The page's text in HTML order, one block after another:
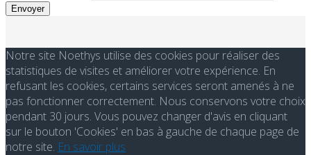
Envoyer
Notre site Noethys utilise des cookies pour réaliser des
statistiques de visites et améliorer votre expérience. En
refusant les cookies, certains services seront amenés à ne
pas fonctionner correctement. Nous conservons votre choix
pendant 30 jours. Vous pouvez changer d'avis en cliquant
sur le bouton 'Cookies' en bas à gauche de chaque page de
notre site. En savoir plus